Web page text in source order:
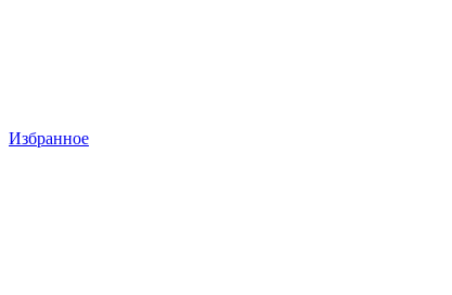
Избранное